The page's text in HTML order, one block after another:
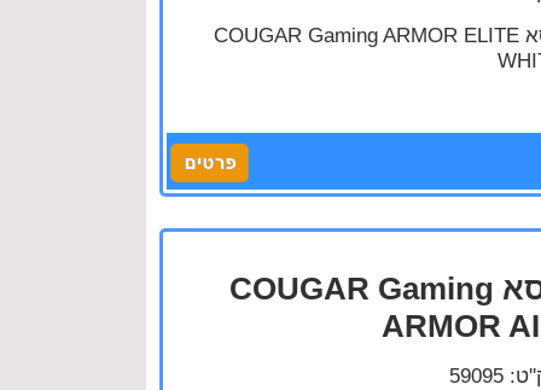
כסא COUGAR Gaming ARMOR ELITE
כסא COUGAR Gaming
ARMOR